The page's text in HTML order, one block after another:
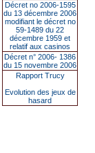
Décret no 2006-1595
du 13 décembre 2006
modifiant le décret no
59-1489 du 22
décembre 1959 et
relatif aux casinos
Décret n° 2006- 1386
du 15 novembre 2006
Rapport Trucy
Evolution des jeux de
hasard